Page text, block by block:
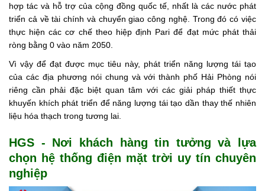
hợp tác và hỗ trợ của cộng đồng quốc tế, nhất là các nước phát
triển cả về tài chính và chuyển giao công nghệ. Trong đó có việc
thực hiện các cơ chế theo hiệp định Pari để đạt mức phát thải
ròng bằng 0 vào năm 2050.
Vì vậy để đạt được mục tiêu này, phát triển năng lượng tái tạo
của các địa phương nói chung và với thành phố Hải Phòng nói
riêng cần phải đặc biệt quan tâm với các giải pháp thiết thực
khuyến khích phát triển để năng lượng tái tạo dần thay thế nhiên
liệu hóa thạch trong tương lai.
HGS - Nơi khách hàng tin tưởng và lựa
chọn hệ thống điện mặt trời uy tín chuyên
nghiệp